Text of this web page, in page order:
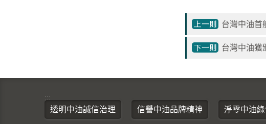
台灣中油首
台灣中油獲
:::
透明中油誠信治理
信譽中油品牌精神 淨零中油